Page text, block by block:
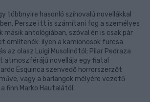
többnyire hasonló színovalú novellákkal
Persze itt is számítani fog a személyes
másik antológiában, szóval én is csak pár
említenék: ilyen a kamionosok furcsa
az olasz Luigi Musolinótól; Pilar Pedraza
atmoszférájú novellája egy fiatal
Esquinca szenvedő horrorszerzőt
vagy a barlangok mélyére vezető
finn Marko Hautalától.